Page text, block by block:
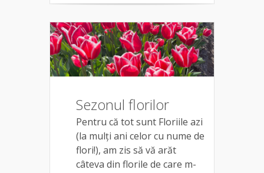
Sezonul florilor
Pentru că tot sunt Floriile azi
(la mulți ani celor cu nume de
flori!), am zis să vă arăt
câteva din florile de care m-